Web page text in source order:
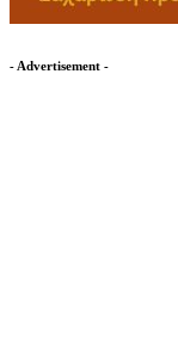
- Advertisement -